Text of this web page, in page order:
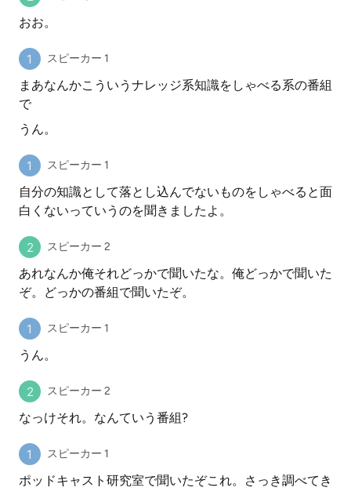
おお。
スピーカー 1
まあなんかこういうナレッジ系知識をしゃべる系の番組
で
うん。
スピーカー 1
自分の知識として落とし込んでないものをしゃべると面
白くないっていうのを聞きましたよ。
スピーカー 2
あれなんか俺それどっかで聞いたな。俺どっかで聞いた
ぞ。どっかの番組で聞いたぞ。
スピーカー 1
うん。
スピーカー 2
なっけそれ。なんていう番組?
スピーカー 1
ポッドキャスト研究室で聞いたぞこれ。さっき調べてき